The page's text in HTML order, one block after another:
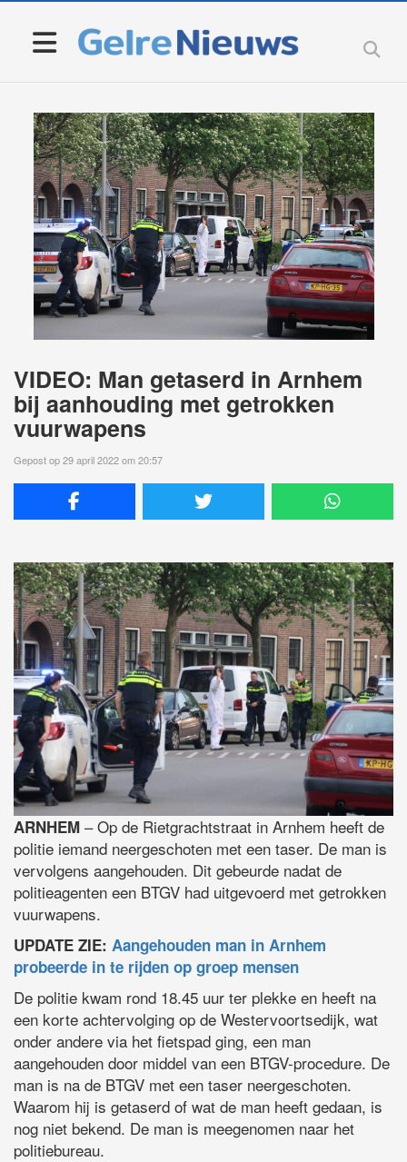
VIDEO: Man getaserd in Arnhem
bij aanhouding met getrokken
vuurwapens
Gepost op 29 april 2022 om 20:57
ARNHEM – Op de Rietgrachtstraat in Arnhem heeft de
politie iemand neergeschoten met een taser. De man is
vervolgens aangehouden. Dit gebeurde nadat de
politieagenten een BTGV had uitgevoerd met getrokken
vuurwapens.
UPDATE ZIE: Aangehouden man in Arnhem
probeerde in te rijden op groep mensen
De politie kwam rond 18.45 uur ter plekke en heeft na
een korte achtervolging op de Westervoortsedijk, wat
onder andere via het fietspad ging, een man
aangehouden door middel van een BTGV-procedure. De
man is na de BTGV met een taser neergeschoten.
Waarom hij is getaserd of wat de man heeft gedaan, is
nog niet bekend. De man is meegenomen naar het
politiebureau.